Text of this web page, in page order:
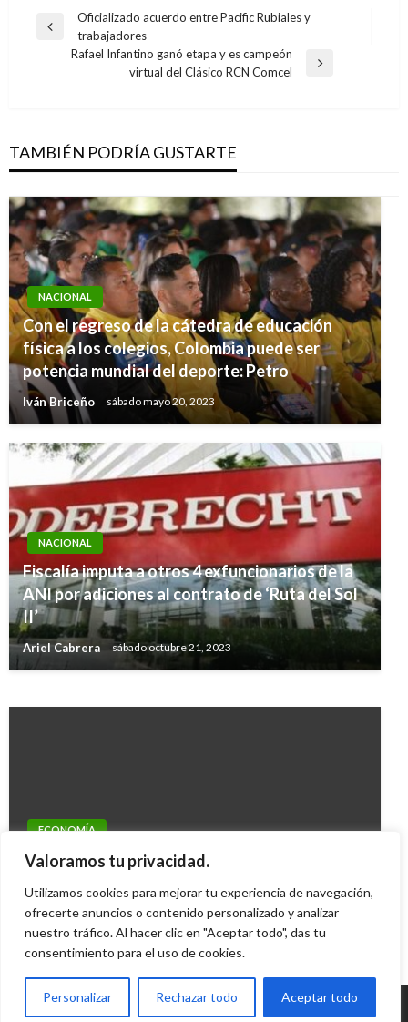
Valoramos tu privacidad.
Utilizamos cookies para mejorar tu experiencia de navegación,
ofrecerte anuncios o contenido personalizado y analizar
nuestro tráfico. Al hacer clic en "Aceptar todo", das tu
consentimiento para el uso de cookies.
Personalizar Rechazar todo Aceptar todo
Navegación
Entrada
anterior
Oficializado acuerdo entre Pacific Rubiales y
trabajadores
Rafael Infantino ganó etapa y es campeón
virtual del Clásico RCN Comcel
TAMBIÉN PODRÍA GUSTARTE
NACIONAL
Con el regreso de la cátedra de educación
física a los colegios, Colombia puede ser
potencia mundial del deporte: Petro
Iván Briceño sábado mayo 20, 2023
NACIONAL
Fiscalía imputa a otros 4 exfuncionarios de la
ANI por adiciones al contrato de ‘Ruta del Sol
II’
Ariel Cabrera sábado octubre 21, 2023
NACIONAL
El IDEAM inaugura Estación Radiosonda en
Cali
Giovanni Alarcón M. jueves junio 2, 2016
ECONOMÍA
Precio de la gasolina no sube en noviembre;
Edgar Julio Montenegro sábado octubre 30, 2010